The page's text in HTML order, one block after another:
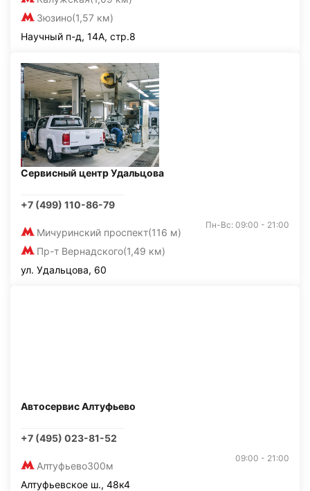
Зюзино(1,57 км)
Научный п-д, 14А, стр.8
Сервисный центр Удальцова
+7 (499) 110-86-79
Мичуринский проспект(116 м)
Пр-т Вернадского(1,49 км)
Пн-Вс: 09:00 - 21:00
ул. Удальцова, 60
Автосервис Алтуфьево
+7 (495) 023-81-52
Алтуфьево300м
09:00 - 21:00
Алтуфьевское ш., 48к4